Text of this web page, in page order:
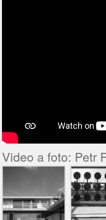
Video a foto: Petr